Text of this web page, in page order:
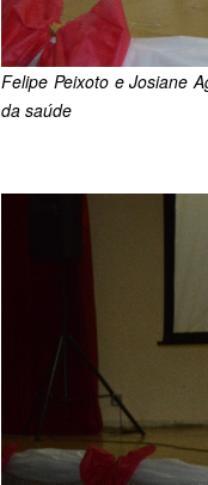
Felipe Peixoto e Josiane
da saúde